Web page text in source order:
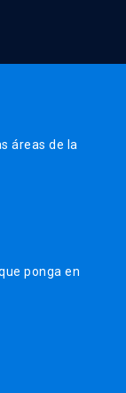
áreas de la
ponga en